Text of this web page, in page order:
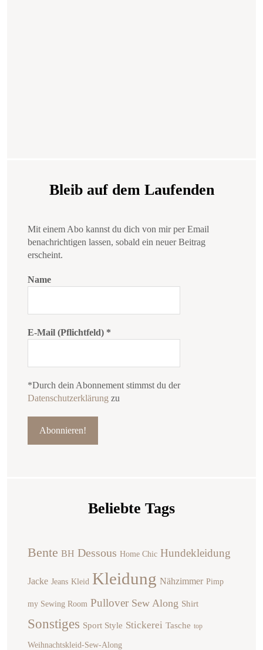
Bleib auf dem Laufenden
Mit einem Abo kannst du dich von mir per Email
benachrichtigen lassen, sobald ein neuer Beitrag
erscheint.
Name
E-Mail (Pflichtfeld) *
*Durch dein Abonnement stimmst du der
Datenschutzerklärung zu
Beliebte Tags
Bente BH Dessous Home Chic Hundekleidung
Jacke Jeans Kleid Kleidung Nähzimmer Pimp
my Sewing Room Pullover Sew Along Shirt
Sonstiges Sport Style Stickerei Tasche top
Weihnachtskleid-Sew-Along